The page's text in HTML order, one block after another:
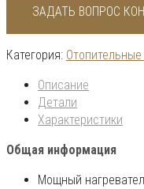
ЗАДАТЬ ВОПРОС
Категория:
Описание
Детали
Характеристики
Общая информация
Мощный